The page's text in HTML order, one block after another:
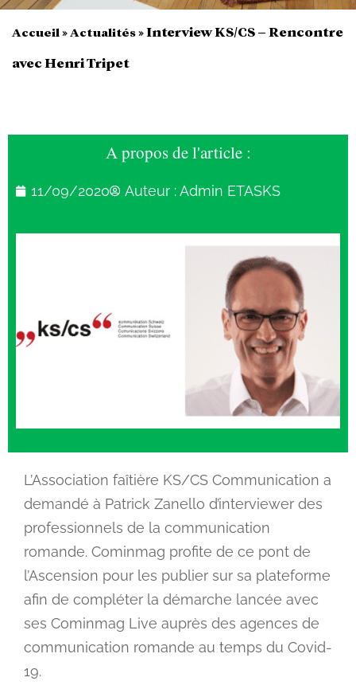
Accueil » Actualités»Interview KS/CS – Rencontre
avec Henri Tripet
A propos de l'article :
11/09/2020 Auteur :Admin ETASKS
L’Association faîtière KS/CS Communication a
demandé à Patrick Zanello d’interviewer des
professionnels de la communication
romande. Cominmag profite de ce pont de
l’Ascension pour les publier sur sa plateforme
afin de compléter la démarche lancée avec
ses Cominmag Live auprès des agences de
communication romande au temps du Covid-
19.